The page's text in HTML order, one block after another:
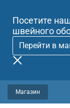
Посетите
швейного
Перейти в
Магазин